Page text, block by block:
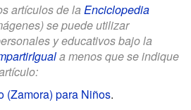
artículos de la Enciclopedia
se puede utilizar
y educativos bajo la
a menos que se indique
(Zamora) para Niños.